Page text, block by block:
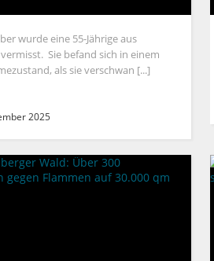
wurde eine 55-Jährige aus
Sie befand sich in einem
als sie verschwan [...]
2025